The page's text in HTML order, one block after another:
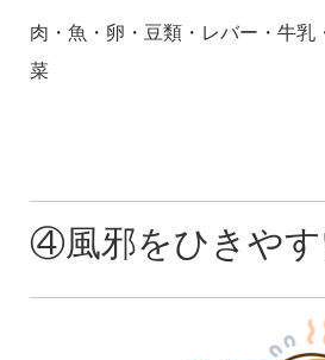
肉・魚・卵・豆類・レバー・牛乳
菜
④風邪をひきや